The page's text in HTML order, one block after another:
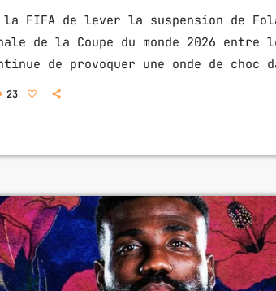
FIFA de lever la suspension de
de la Coupe du monde 2026 entre
de provoquer une onde de choc
n'était au départ qu'un dossier
visant la gouvernance […]
23